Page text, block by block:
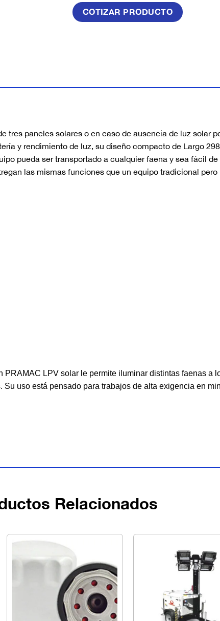
tres paneles solares o en caso de ausencia de luz solar
y rendimiento de luz, su diseño compacto de Largo
pueda ser transportado a cualquier faena y sea fácil
las mismas funciones que un equipo tradicional
LPV solar le permite iluminar distintas faenas a
uso está pensado para trabajos de alta exigencia en
Relacionados